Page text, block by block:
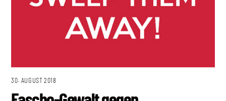
30. AUGUST 2018